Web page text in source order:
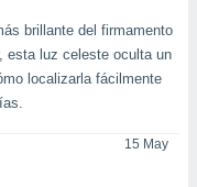
brillante del firmamento
esta luz celeste oculta un
localizarla fácilmente
15 May